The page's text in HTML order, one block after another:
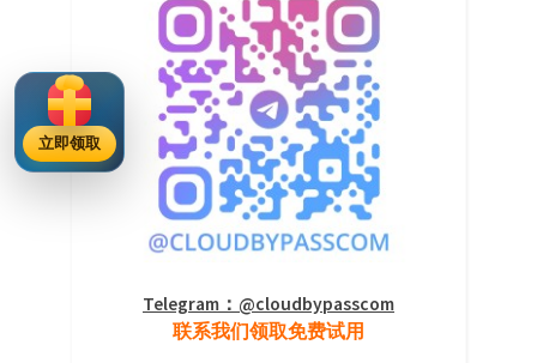
Telegram：@cloudbypasscom
联系我们领取免费试用
立即领取